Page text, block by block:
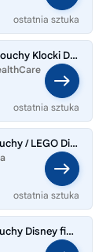
ostatnia sztuka
LEGO 40797 BrickHeadz - Kłapouchy Klocki Disney Kubuś Puchatek Klocki NOWE
ostatnia sztuka
LEGO BrickHeadz 40797 Kłapouchy / LEGO Disney
ostatnia sztuka
LEGO BrickHeadz 40797 Kłapouchy Disney figurka kolekcjonerska